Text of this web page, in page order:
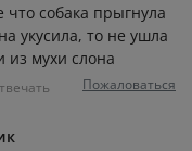
что собака прыгнула
укусила, то не ушла
из мухи слона
Пожаловаться